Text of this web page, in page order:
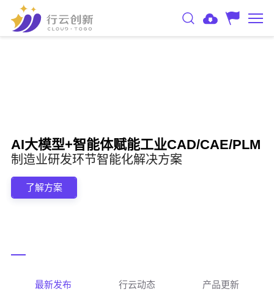
AI大模型+智能体赋能工业CAD/CAE/PLM
制造业研发环节智能化解决方案
了解方案
最新发布 行云动态
产品更新